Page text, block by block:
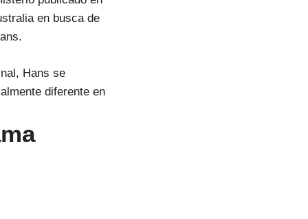
en busca de
Hans se
diferente en